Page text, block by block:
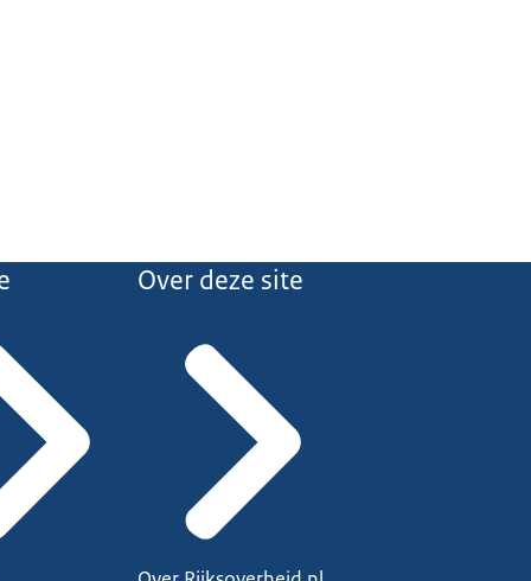
Over deze site